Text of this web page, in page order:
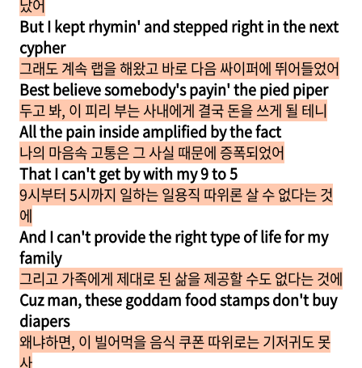
났어
But I kept rhymin' and stepped right in the next
cypher
그래도 계속 랩을 해왔고 바로 다음 싸이퍼에 뛰어들었어
Best believe somebody's payin' the pied piper
두고 봐, 이 피리 부는 사내에게 결국 돈을 쓰게 될 테니
All the pain inside amplified by the fact
나의 마음속 고통은 그 사실 때문에 증폭되었어
That I can't get by with my 9 to 5
9시부터 5시까지 일하는 일용직 따위론 살 수 없다는 것
에
And I can't provide the right type of life for my
family
그리고 가족에게 제대로 된 삶을 제공할 수도 없다는 것에
Cuz man, these goddam food stamps don't buy
diapers
왜냐하면, 이 빌어먹을 음식 쿠폰 따위로는 기저귀도 못
사